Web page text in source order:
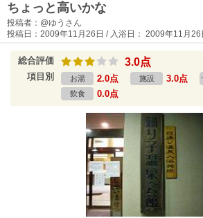
ちょっと高いかな
投稿者：@ゆうさん
投稿日：2009年11月26日 / 入浴日： 2009年11月26
総合評価 3.0点
項目別 お湯 2.0点 施設 3.0点
飲食 0.0点